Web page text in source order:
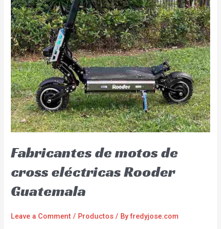
Fabricantes de motos de
cross eléctricas Rooder
Guatemala
Leave a Comment / Productos / Byfredyjose.com